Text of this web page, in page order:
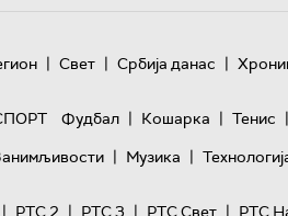
| Свет | Србија данас |
Фудбал | Кошарка | Тенис |
| Музика |
| РТС 2 | РТС 3 | РТС Свет | РТС